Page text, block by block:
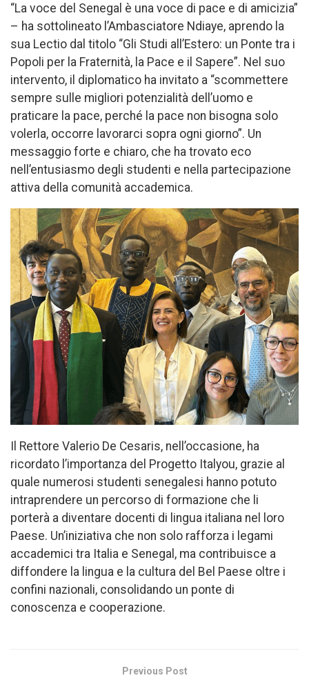
“La voce del Senegal è una voce di pace e di amicizia”
– ha sottolineato l’Ambasciatore Ndiaye, aprendo la
sua Lectio dal titolo “Gli Studi all’Estero: un Ponte tra i
Popoli per la Fraternità, la Pace e il Sapere”. Nel suo
intervento, il diplomatico ha invitato a “scommettere
sempre sulle migliori potenzialità dell’uomo e
praticare la pace, perché la pace non bisogna solo
volerla, occorre lavorarci sopra ogni giorno”. Un
messaggio forte e chiaro, che ha trovato eco
nell’entusiasmo degli studenti e nella partecipazione
attiva della comunità accademica.
Il Rettore Valerio De Cesaris, nell’occasione, ha
ricordato l’importanza del Progetto Italyou, grazie al
quale numerosi studenti senegalesi hanno potuto
intraprendere un percorso di formazione che li
porterà a diventare docenti di lingua italiana nel loro
Paese. Un’iniziativa che non solo rafforza i legami
accademici tra Italia e Senegal, ma contribuisce a
diffondere la lingua e la cultura del Bel Paese oltre i
confini nazionali, consolidando un ponte di
conoscenza e cooperazione.
Previous Post